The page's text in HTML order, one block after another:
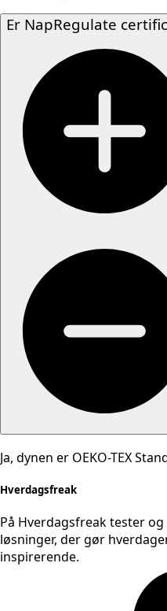
Er NapRegulate
Ja, dynen er OEKO-TEX
Hverdagsfreak
På Hverdagsfreak tester
løsninger, der gør
inspirerende.